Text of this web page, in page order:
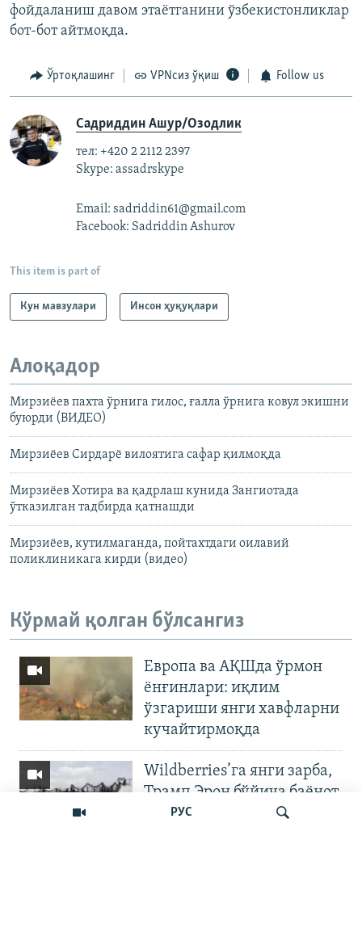
РУС
фойдаланиш давом этаëтганини ўзбекистонликлар
бот-бот айтмоқда.
Ўртоқлашинг VPNсиз ўқиш Follow us
Садриддин Ашур/Озодлик
тел: +420 2 2112 2397
Skype: assadrskype
Email: sadriddin61@gmail.com
Facebook: Sadriddin Ashurov
This item is part of
Кун мавзулари Инсон ҳуқуқлари
Алоқадор
Мирзиёев пахта ўрнига гилос, ғалла ўрнига ковул экишни
буюрди (ВИДЕО)
Мирзиёев Сирдарё вилоятига сафар қилмоқда
Мирзиёев Хотира ва қадрлаш кунида Зангиотада
ўтказилган тадбирда қатнашди
Мирзиёев, кутилмаганда, пойтахтдаги оилавий
поликлиникага кирди (видео)
Кўрмай қолган бўлсангиз
Европа ва АҚШда ўрмон
ёнғинлари: иқлим
ўзгариши янги хавфларни
кучайтирмоқда
Wildberries’га янги зарба,
Трамп Эрон бўйича баёнот
қилди